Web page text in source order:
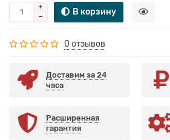
В корзину
0 отзывов
Доставим за 24
часа
Расширенная
гарантия